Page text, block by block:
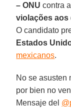
– ONU contra
violações
O candidato
Estados
mexicanos.
No se asusten
por bien no
Mensaje del